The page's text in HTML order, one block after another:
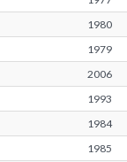
1980
1979
2006
1993
1984
1985